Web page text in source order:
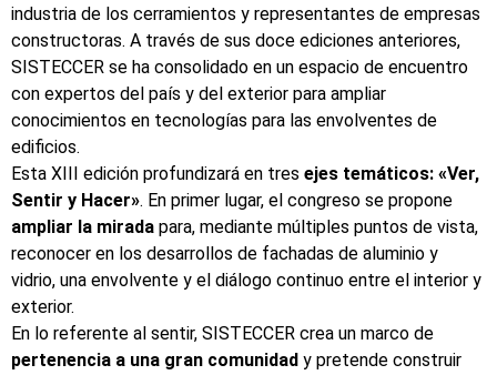
industria de los cerramientos y representantes de empresas
constructoras. A través de sus doce ediciones anteriores,
SISTECCER se ha consolidado en un espacio de encuentro
con expertos del país y del exterior para ampliar
conocimientos en tecnologías para las envolventes de
edificios.
Esta XIII edición profundizará en tres ejes temáticos: «Ver,
Sentir y Hacer». En primer lugar, el congreso se propone
ampliar la mirada para, mediante múltiples puntos de vista,
reconocer en los desarrollos de fachadas de aluminio y
vidrio, una envolvente y el diálogo continuo entre el interior y
exterior.
En lo referente al sentir, SISTECCER crea un marco de
pertenencia a una gran comunidad y pretende construir